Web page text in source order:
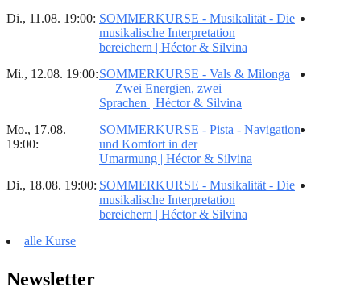
Di., 11.08. 19:00: SOMMERKURSE - Musikalität - Die
musikalische Interpretation
bereichern | Héctor & Silvina
Mi., 12.08. 19:00:SOMMERKURSE - Vals & Milonga
— Zwei Energien, zwei
Sprachen | Héctor & Silvina
Mo., 17.08.
19:00:
SOMMERKURSE - Pista - Navigation
und Komfort in der
Umarmung | Héctor & Silvina
Di., 18.08. 19:00: SOMMERKURSE - Musikalität - Die
musikalische Interpretation
bereichern | Héctor & Silvina
alle Kurse
Newsletter